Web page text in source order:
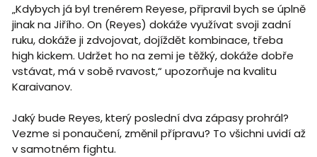
„Kdybych já byl trenérem Reyese, připravil bych se úplně
jinak na Jiřího. On (Reyes) dokáže využívat svoji zadní
ruku, dokáže ji zdvojovat, dojíždět kombinace, třeba
high kickem. Udržet ho na zemi je těžký, dokáže dobře
vstávat, má v sobě rvavost,“ upozorňuje na kvalitu
Karaivanov.
Jaký bude Reyes, který poslední dva zápasy prohrál?
Vezme si ponaučení, změnil přípravu? To všichni uvidí až
v samotném fightu.